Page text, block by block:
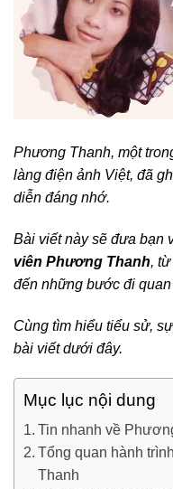
Phương Thanh, một
làng điện ảnh Việt, đã
diễn đáng nhớ.
Bài viết này sẽ đưa bạn
viên Phương Thanh,
đến những bước đi
Cùng tìm hiểu tiểu sử,
bài viết dưới đây.
Mục lục nội dung
Tin nhanh về
Tổng quan hành
Thanh